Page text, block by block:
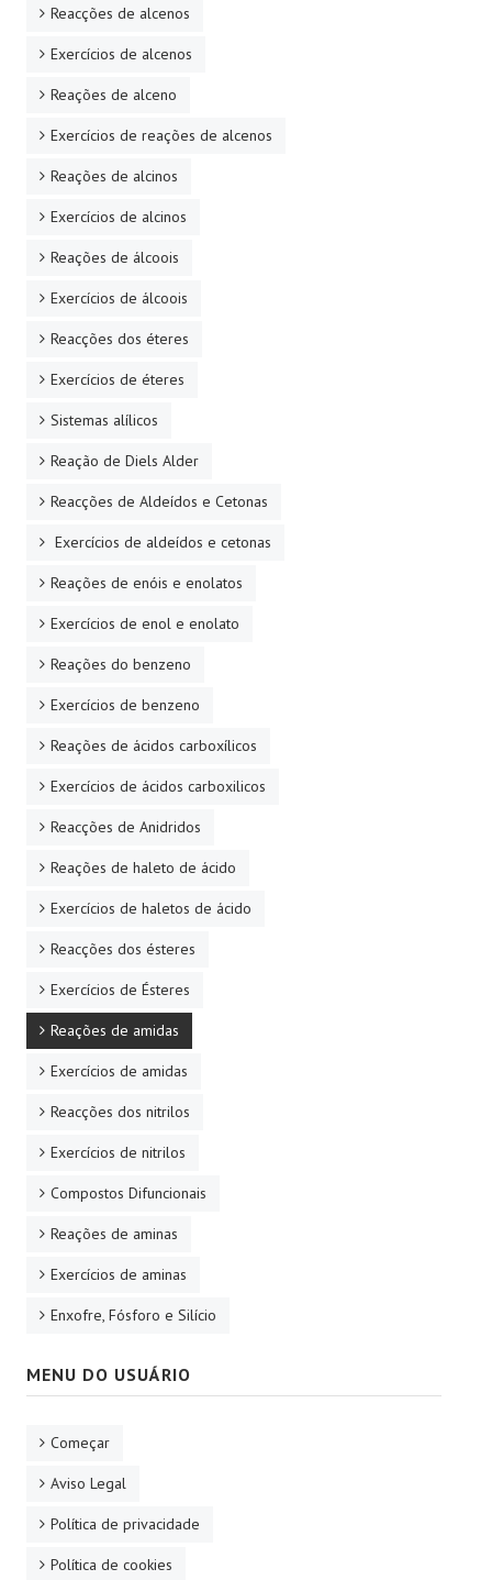
Reacções de alcenos
Exercícios de alcenos
Reações de alceno
Exercícios de reações de alcenos
Reações de alcinos
Exercícios de alcinos
Reações de álcoois
Exercícios de álcoois
Reacções dos éteres
Exercícios de éteres
Sistemas alílicos
Reação de Diels Alder
Reacções de Aldeídos e Cetonas
Exercícios de aldeídos e cetonas
Reações de enóis e enolatos
Exercícios de enol e enolato
Reações do benzeno
Exercícios de benzeno
Reações de ácidos carboxílicos
Exercícios de ácidos carboxilicos
Reacções de Anidridos
Reações de haleto de ácido
Exercícios de haletos de ácido
Reacções dos ésteres
Exercícios de Ésteres
Reações de amidas
Exercícios de amidas
Reacções dos nitrilos
Exercícios de nitrilos
Compostos Difuncionais
Reações de aminas
Exercícios de aminas
Enxofre, Fósforo e Silício
MENU DO USUÁRIO
Começar
Aviso Legal
Política de privacidade
Política de cookies